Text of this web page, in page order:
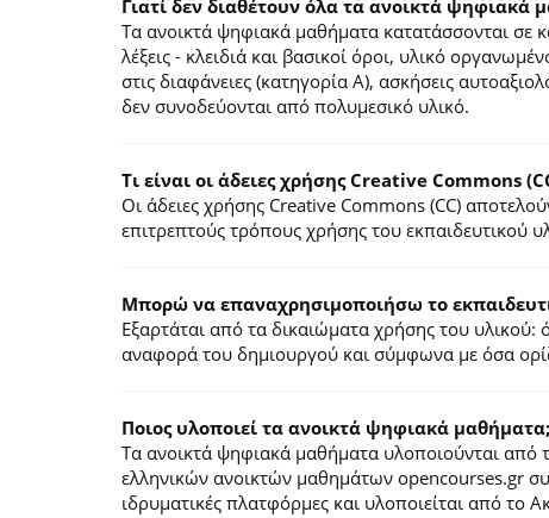
Γιατί δεν διαθέτουν όλα τα ανοικτά ψηφιακά
Τα ανοικτά ψηφιακά μαθήματα κατατάσσονται σε
λέξεις - κλειδιά και βασικοί όροι, υλικό
στις διαφάνειες (κατηγορία Α), ασκήσεις
δεν συνοδεύονται από πολυμεσικό υλικό.
Τι είναι οι άδειες χρήσης Creative Commons
Οι άδειες χρήσης Creative Commons (CC)
επιτρεπτούς τρόπους χρήσης του εκπαιδευτικού
Mπορώ να επαναχρησιμοποιήσω το
Εξαρτάται από τα δικαιώματα χρήσης του υλικού:
αναφορά του δημιουργού και σύμφωνα με όσα
Ποιος υλοποιεί τα ανοικτά ψηφιακά μαθήματα;
Τα ανοικτά ψηφιακά μαθήματα υλοποιούνται από
ελληνικών ανοικτών μαθημάτων opencourses.gr
ιδρυματικές πλατφόρμες και υλοποιείται από το